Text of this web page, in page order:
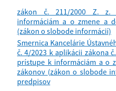
zákon č. 211/2000 Z.
informáciám a o zmene a
(zákon o slobode informácií)
Smernica Kancelárie
č. 4/2023 k aplikácii zákona
prístupe k informáciám a o
zákonov (zákon o slobode
predpisov